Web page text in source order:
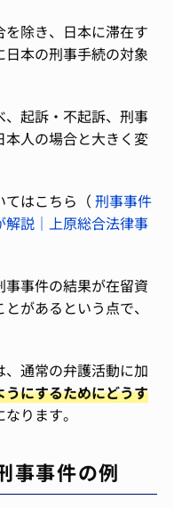
除き、日本に滞在す
本の刑事手続の対象
、起訴・不起訴、刑事
人の場合と大きく変
てはこちら（刑事事件
説｜上原総合法律事
事件の結果が在留資
があるという点で、
通常の弁護活動に加
にするためにどうす
ります。
事事件の例